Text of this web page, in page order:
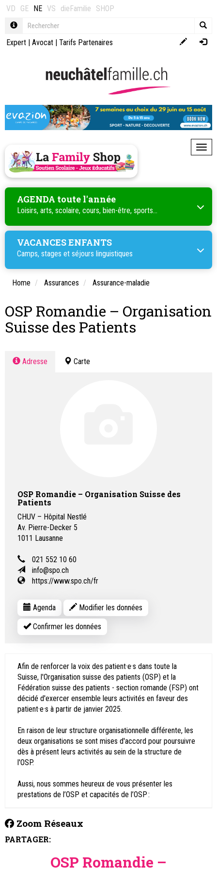
VD GE NE VS dieFamilie SHOP
Expert | Avocat | Tarifs Partenaires
AGENDA toute l'année
Loisirs, arts, scolaire, cours, bien-être, sports...
VACANCES ENFANTS
Camps, stages et séjours linguistiques
Home Assurances Assurance-maladie
OSP Romandie – Organisation
Suisse des Patients
Adresse Carte
OSP Romandie – Organisation Suisse des
Patients
CHUV – Hôpital Nestlé
Av. Pierre-Decker 5
1011 Lausanne
021 552 10 60
info@spo.ch
https://www.spo.ch/fr
Agenda Modifier les données
Confirmer les données
Afin de renforcer la voix des patient·e·s dans toute la
Suisse, l'Organisation suisse des patients (OSP) et la
Fédération suisse des patients - section romande (FSP) ont
décidé d'exercer ensemble leurs activités en faveur des
patient·e·s à partir de janvier 2025.
En raison de leur structure organisationnelle différente, les
deux organisations se sont mises d'accord pour poursuivre
dès à présent leurs activités au sein de la structure de
l'OSP.
Aussi, nous sommes heureux de vous présenter les
prestations de l’OSP et capacités de l’OSP :
Zoom Réseaux
PARTAGER:
OSP Romandie –